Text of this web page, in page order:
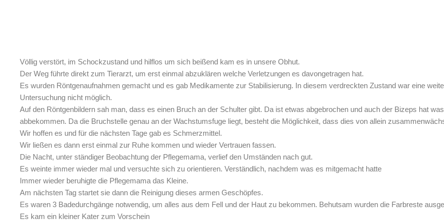
Völlig verstört, im Schockzustand und hilflos um sich beißend kam es in unsere Obhut.
Der Weg führte direkt zum Tierarzt, um erst einmal abzuklären welche Verletzungen es davongetragen hat.
Es wurden Röntgenaufnahmen gemacht und es gab Medikamente zur Stabilisierung. In diesem verdreckten Zustand war eine
Untersuchung nicht möglich.
Auf den Röntgenbildern sah man, dass es einen Bruch an der Schulter gibt. Da ist etwas abgebrochen und auch der Bizeps hat was
abbekommen. Da die Bruchstelle genau an der Wachstumsfuge liegt, besteht die Möglichkeit, dass dies von allein
Wir hoffen es und für die nächsten Tage gab es Schmerzmittel.
Wir ließen es dann erst einmal zur Ruhe kommen und wieder Vertrauen fassen.
Die Nacht, unter ständiger Beobachtung der Pflegemama, verlief den Umständen nach gut.
Es weinte immer wieder mal und versuchte sich zu orientieren. Verständlich, nachdem was es mitgemacht hatte
Immer wieder beruhigte die Pflegemama das Kleine.
Am nächsten Tag startet sie dann die Reinigung dieses armen Geschöpfes.
Es waren 3 Badedurchgänge notwendig, um alles aus dem Fell und der Haut zu bekommen. Behutsam wurden die Farbreste
Es kam ein kleiner Kater zum Vorschein